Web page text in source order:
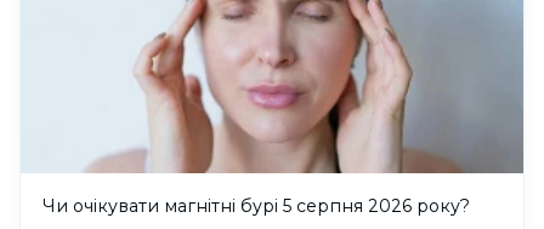
Чи очікувати магнітні бурі 5 серпня 2026 року?